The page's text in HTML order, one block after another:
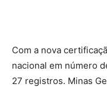
Com a nova
nacional em número
27 registros. Minas